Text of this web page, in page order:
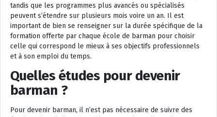
tandis que les programmes plus avancés ou spécialisés
peuvent s’étendre sur plusieurs mois voire un an. Il est
important de bien se renseigner sur la durée spécifique de la
formation offerte par chaque école de barman pour choisir
celle qui correspond le mieux à ses objectifs professionnels
et à son emploi du temps.
Quelles études pour devenir
barman ?
Pour devenir barman, il n’est pas nécessaire de suivre des